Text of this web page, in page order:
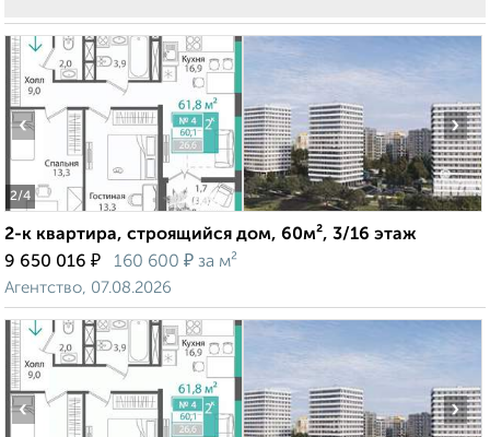
2/4
‹ ›
2-к квартира, строящийся дом, 60м², 3/16 этаж
9 650 016 ₽ 160 600 ₽ за м²
Агентство, 07.08.2026
‹ ›